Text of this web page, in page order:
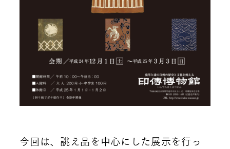
今回は、誂え品を中心にした展示を行っ